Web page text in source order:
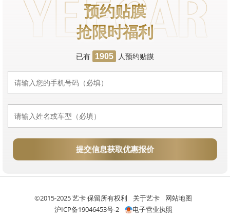
预约贴膜
抢限时福利
已有 1905 人预约贴膜
提交信息获取优惠报价
©2015-2025 艺卡 保留所有权利 关于艺卡
网站地图
沪ICP备19046453号-2
电子营业执照